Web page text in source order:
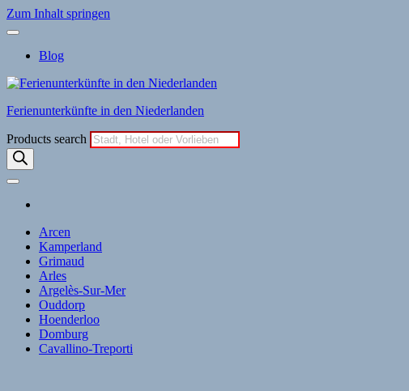
Zum Inhalt springen
Blog
Ferienunterkünfte in den Niederlanden
Products search
Arcen
Kamperland
Grimaud
Arles
Argelès-Sur-Mer
Ouddorp
Hoenderloo
Domburg
Cavallino-Treporti